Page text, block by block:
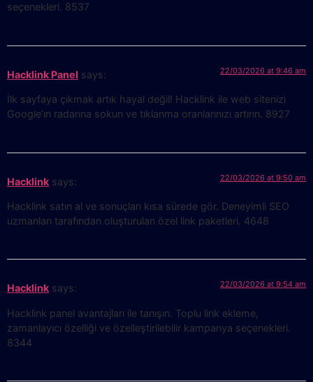
seçenekleri. 8537
Hacklink Panel says: 22/03/2026 at 9:46 am
İlk sayfaya çıkmak artık hayal değil! Hacklink ile web sitenizi
Google’ın radarına sokun ve tıklanma oranlarınızı artırın. 8927
Hacklink says: 22/03/2026 at 9:50 am
Hacklink satın al ve sonuçları kısa sürede gör. Deneyimli SEO
uzmanları tarafından oluşturulan özel link paketleri. 4648
Hacklink says: 22/03/2026 at 9:54 am
Hacklink panel avantajları ile tanışın. Toplu link ekleme,
zamanlayıcı özelliği ve özelleştirilebilir kampanya seçenekleri.
8344